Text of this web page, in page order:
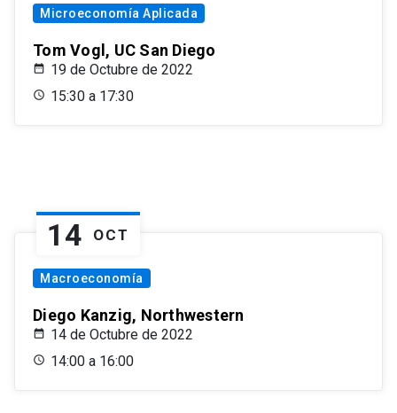
Microeconomía Aplicada
Tom Vogl, UC San Diego
19 de Octubre de 2022
15:30 a 17:30
14 OCT
Macroeconomía
Diego Kanzig, Northwestern
14 de Octubre de 2022
14:00 a 16:00